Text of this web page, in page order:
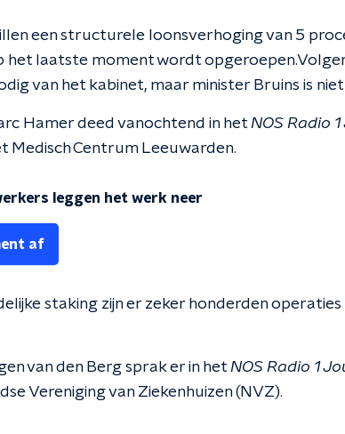
een structurele loonsverhoging van 5
het laatste moment wordt
van het kabinet, maar minister Bruins is
Hamer deed vanochtend in het NOS Radio
Medisch Centrum Leeuwarden.
leggen het werk neer
af
staking zijn er zeker honderden
van den Berg sprak er in het NOS Radio 1
Vereniging van Ziekenhuizen (NVZ).